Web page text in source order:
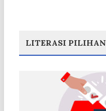
LITERASI PILIHAN